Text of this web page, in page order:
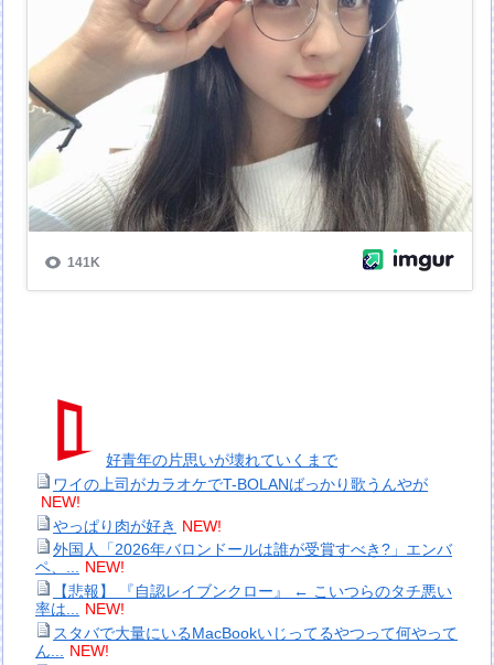
好青年の片思いが壊れていくまで
ワイの上司がカラオケでT-BOLANばっかり歌うんやが
NEW!
やっぱり肉が好き NEW!
外国人「2026年バロンドールは誰が受賞すべき?」エンバ
ペ、... NEW!
【悲報】 『自認レイブンクロー』 ← こいつらのタチ悪い
率は...
NEW!
スタバで大量にいるMacBookいじってるやつって何やって
ん...
NEW!